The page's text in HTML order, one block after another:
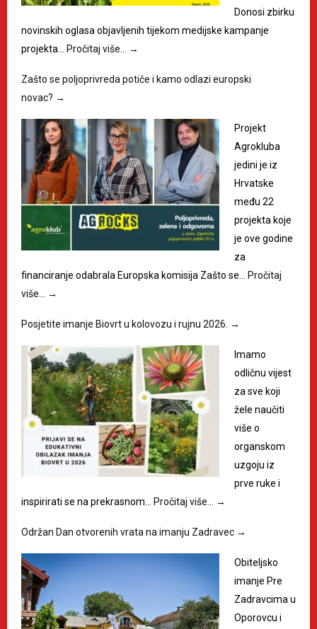
Donosi zbirku
novinskih oglasa objavljenih tijekom medijske kampanje
projekta…
Pročitaj više… →
Zašto se poljoprivreda potiče i kamo odlazi europski
novac? →
Projekt
Agrokluba
jedini je iz
Hrvatske
među 22
projekta koje
je ove godine
za
financiranje odabrala Europska komisija Zašto se…
Pročitaj
više…
→
Posjetite imanje Biovrt u kolovozu i rujnu 2026. →
Imamo
odličnu vijest
za sve koji
žele naučiti
više o
organskom
uzgoju iz
prve ruke i
inspirirati se na prekrasnom…
Pročitaj više… →
Održan Dan otvorenih vrata na imanju Zadravec →
Obiteljsko
imanje Pre
Zadravcima u
Oporovcu i